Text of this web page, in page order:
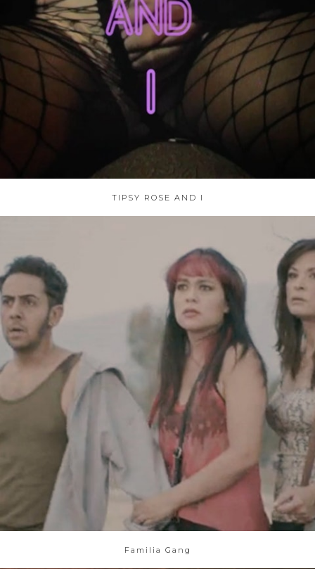
TIPSY ROSE AND I
Familia Gang